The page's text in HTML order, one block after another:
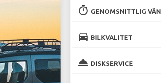
timer GENOMSNITTLIG
directions_car BILKVALITET
room_service DISKSERVICE